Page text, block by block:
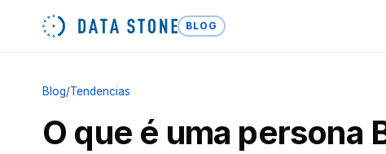
BLOG
Blog/Tendencias
O que é uma persona